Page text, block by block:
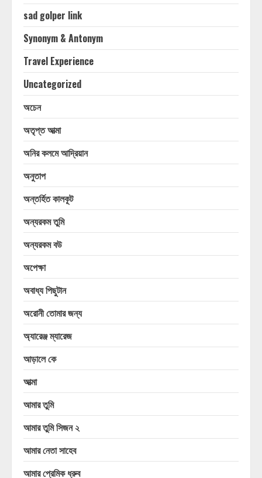
sad golper link
Synonym & Antonym
Travel Experience
Uncategorized
অচেন
অতৃপ্ত আত্মা
অনির কলমে আদ্রিয়ান
অনুতাপ
অন্তর্হিত কালকূট
অন্যরকম তুমি
অন্যরকম বউ
অপেক্ষা
অবাধ্য পিছুটান
অরোনী তোমার জন্য
অ্যারেঞ্জ ম্যারেজ
আড়ালে কে
আত্মা
আমার তুমি
আমার তুমি সিজন ২
আমার নেতা সাহেব
আমার প্রেমিক ধ্রুব